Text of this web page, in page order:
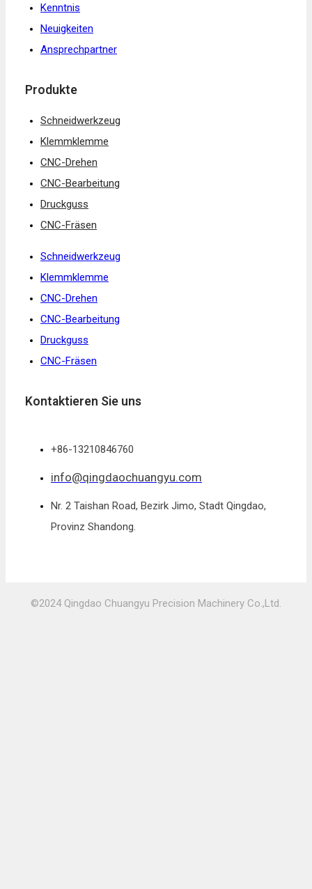
Kenntnis
Neuigkeiten
Ansprechpartner
Produkte
Schneidwerkzeug
Klemmklemme
CNC-Drehen
CNC-Bearbeitung
Druckguss
CNC-Fräsen
Schneidwerkzeug
Klemmklemme
CNC-Drehen
CNC-Bearbeitung
Druckguss
CNC-Fräsen
Kontaktieren Sie uns
+86-13210846760
info@qingdaochuangyu.com
Nr. 2 Taishan Road, Bezirk Jimo, Stadt Qingdao,
Provinz Shandong.
©2024 Qingdao Chuangyu Precision Machinery Co.,Ltd.